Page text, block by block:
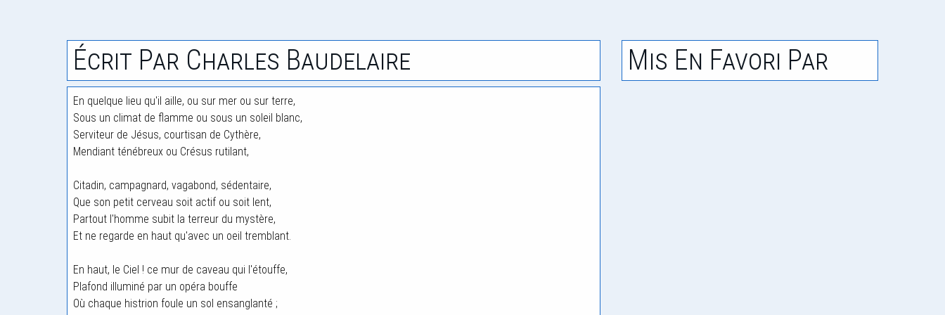
Écrit Par Charles Baudelaire
En quelque lieu qu'il aille, ou sur mer ou sur terre,
Sous un climat de flamme ou sous un soleil blanc,
Serviteur de Jésus, courtisan de Cythère,
Mendiant ténébreux ou Crésus rutilant,
Citadin, campagnard, vagabond, sédentaire,
Que son petit cerveau soit actif ou soit lent,
Partout l'homme subit la terreur du mystère,
Et ne regarde en haut qu'avec un oeil tremblant.
En haut, le Ciel ! ce mur de caveau qui l'étouffe,
Plafond illuminé par un opéra bouffe
Où chaque histrion foule un sol ensanglanté ;
Mis En Favori Par